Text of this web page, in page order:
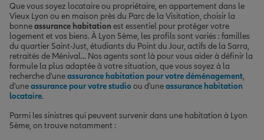
Que vous soyez locataire ou propriétaire, en appartement dans le
Vieux Lyon ou en maison près du Parc de la Visitation, choisir la
bonneassurance habitation est essentiel pour protéger votre
logement et vos biens. À Lyon 5ème, les profils sont variés : familles
du quartier Saint-Just, étudiants du Point du Jour, actifs de la Sarra,
retraités de Ménival... Nos agents sont là pour vous aider à définir la
formule la plus adaptée à votre situation, que vous soyez à la
recherche d'uneassurance habitation pour votre déménagement,
d'uneassurance pour votre studioou d'uneassurance habitation
locataire.
Parmi les sinistres qui peuvent survenir dans une habitation à Lyon
5ème, on trouve notamment :